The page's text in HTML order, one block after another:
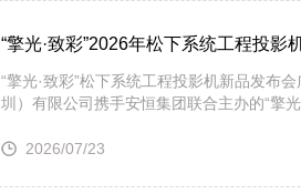
“擎光·致彩”2026年松下系统工程投
“擎光·致彩”松下系统工程投影机新品发布
圳）有限公司携手安恒集团联合主办的“擎
2026/07/23